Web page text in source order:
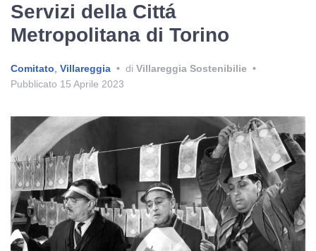
Servizi della Cittá
Metropolitana di Torino
Comitato Villareggia • di Villareggia Sostenibilie •
Pubblicato 15 Aprile 2023